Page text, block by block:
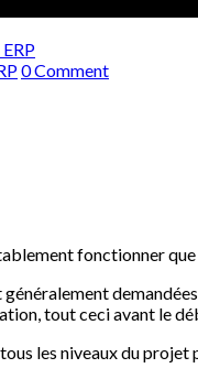
0 Comment
fonctionner
tout ceci avant le
les niveaux du projet